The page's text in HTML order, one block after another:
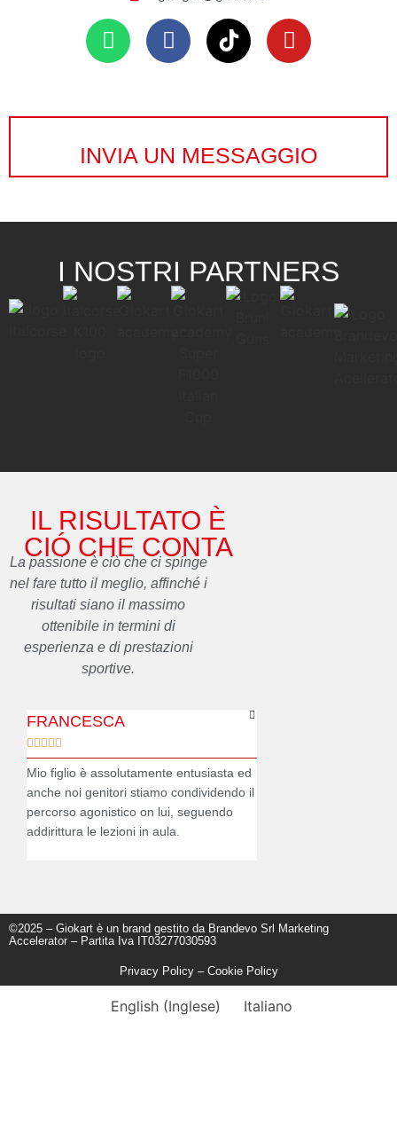
INVIA UN MESSAGGIO
I NOSTRI PARTNERS
IL RISULTATO È
CIÓ CHE CONTA
La passione è ciò che ci spinge
nel fare tutto il meglio, affinché i
risultati siano il massimo
ottenibile in termini di
esperienza e di prestazioni
sportive.
FRANCESCA
    
Mio figlio è assolutamente entusiasta ed
anche noi genitori stiamo condividendo il
percorso agonistico on lui, seguendo
addirittura le lezioni in aula.
©2025 – Giokart è un brand gestito da Brandevo Srl Marketing
Accelerator – Partita Iva IT03277030593
Privacy Policy– Cookie Policy
English(Inglese) Italiano